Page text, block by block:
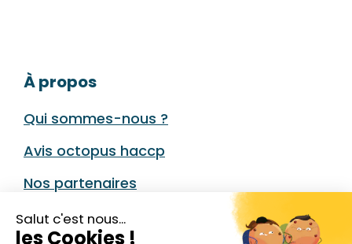
Salut c'est nous...
les Cookies !
À propos
Qui sommes-nous ?
Avis octopus haccp
Nos partenaires
Nous contacter